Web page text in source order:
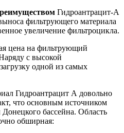
Гидроантрацит-А
фильтрующего материала
увеличение фильтроцикла.
цена на фильтрующий
с высокой
одной из самых
Гидроантрацит А довольно
что основным источником
бассейна. Область
обширная: